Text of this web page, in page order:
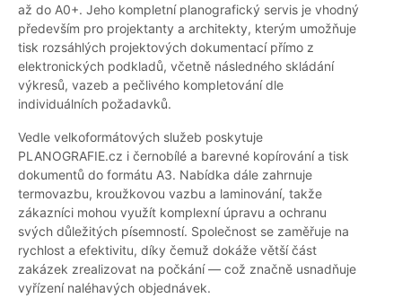
až do A0+. Jeho kompletní planografický servis je vhodný
především pro projektanty a architekty, kterým umožňuje
tisk rozsáhlých projektových dokumentací přímo z
elektronických podkladů, včetně následného skládání
výkresů, vazeb a pečlivého kompletování dle
individuálních požadavků.
Vedle velkoformátových služeb poskytuje
PLANOGRAFIE.cz i černobílé a barevné kopírování a tisk
dokumentů do formátu A3. Nabídka dále zahrnuje
termovazbu, kroužkovou vazbu a laminování, takže
zákazníci mohou využít komplexní úpravu a ochranu
svých důležitých písemností. Společnost se zaměřuje na
rychlost a efektivitu, díky čemuž dokáže větší část
zakázek zrealizovat na počkání — což značně usnadňuje
vyřízení naléhavých objednávek.